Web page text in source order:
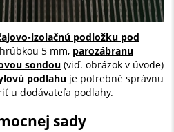
izolačnú podložku pod
5 mm, parozábranu
sondou (viď. obrázok v úvode)
podlahu je potrebné správnu
u dodávateľa podlahy.
sady